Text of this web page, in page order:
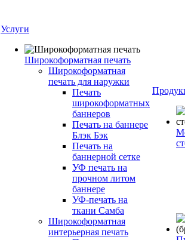
Услуги
Широкоформатная печать
Широкоформатная
печать для наружки
Печать
широкоформатных
баннеров
Печать на баннере
Блэк Бэк
Печать на
баннерной сетке
УФ печать на
прочном литом
баннере
УФ-печать на
ткани Самба
Широкоформатная
интерьерная печать